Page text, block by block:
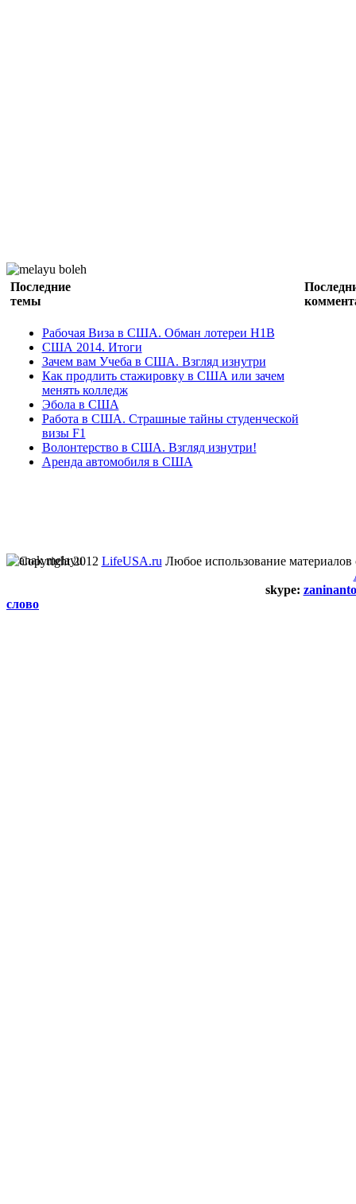
Последние
темы
Рабочая Виза в США. Обман лотереи H1B
США 2014. Итоги
Зачем вам Учеба в США. Взгляд изнутри
Как продлить стажировку в США или зачем
менять колледж
Эбола в США
Работа в США. Страшные тайны студенческой
визы F1
Волонтерство в США. Взгляд изнутри!
Аренда автомобиля в США
Copyright 2012 LifeUSA.ru Любое использование
skype:
слово